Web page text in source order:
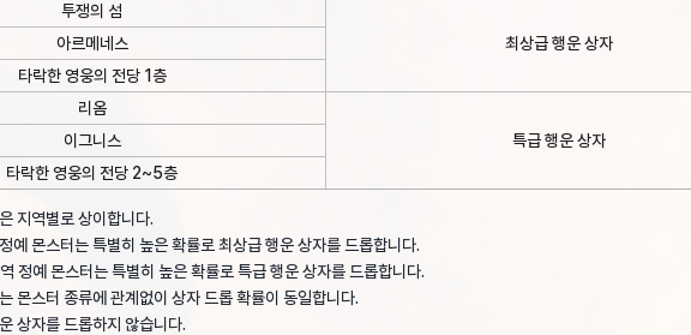
투쟁의 섬
최상급 행운 상자
아르메네스
타락한 영웅의 전당 1층
리옴
특급 행운 상자
이그니스
타락한 영웅의 전당 2~5층
지역별로 상이합니다.
예 몬스터는 특별히 높은 확률로 최상급 행운 상자를 드롭합니다.
정예 몬스터는 특별히 높은 확률로 특급 행운 상자를 드롭합니다.
몬스터 종류에 관계없이 상자 드롭 확률이 동일합니다.
상자를 드롭하지 않습니다.